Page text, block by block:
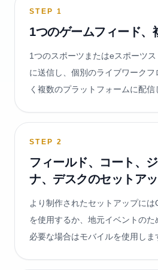
STEP 1
1つのゲームフィード、
1つのスポーツまたはeスポーツ
に送信し、個別のライブワーク
く複数のプラットフォームに配信
STEP 2
フィールド、コート、
ナ、デスクのセットア
より制作されたセットアップに
を使用するか、地元イベントの
必要な場合はモバイルを使用しま